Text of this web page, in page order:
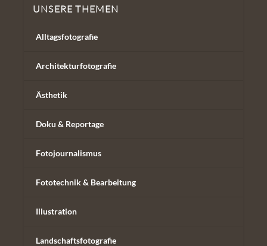
UNSERE THEMEN
Alltagsfotografie
Architekturfotografie
Ästhetik
Doku & Reportage
Fotojournalismus
Fototechnik & Bearbeitung
Illustration
Landschaftsfotografie